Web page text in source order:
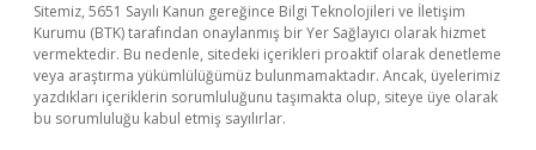
Sitemiz, 5651 Sayılı Kanun gereğince Bilgi Teknolojileri ve İletişim
Kurumu (BTK) tarafından onaylanmış bir Yer Sağlayıcı olarak hizmet
vermektedir. Bu nedenle, sitedeki içerikleri proaktif olarak denetleme
veya araştırma yükümlülüğümüz bulunmamaktadır. Ancak, üyelerimiz
yazdıkları içeriklerin sorumluluğunu taşımakta olup, siteye üye olarak
bu sorumluluğu kabul etmiş sayılırlar.